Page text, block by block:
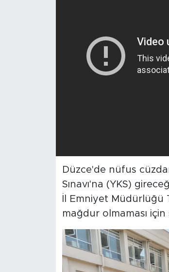
Düzce'de nüfus
Sınavı'na (YKS)
İl Emniyet Müdürlüğü
mağdur olmaması